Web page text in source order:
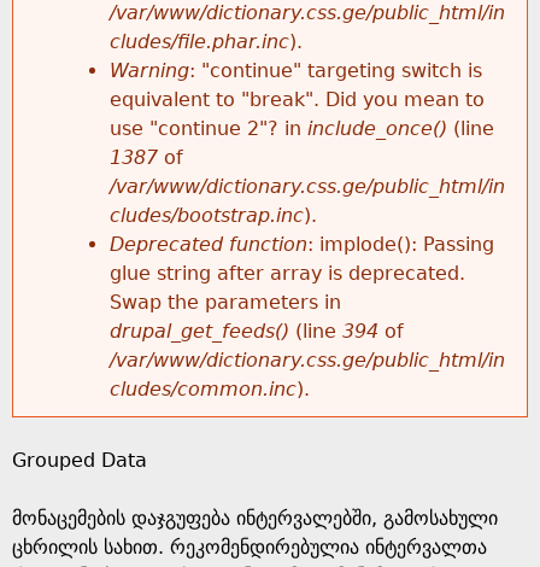
g
/var/www/dictionary.css.ge/public_html/in
cludes/file.phar.inc).
Warning: "continue" targeting switch is
equivalent to "break". Did you mean to
use "continue 2"? in include_once() (line
1387 of
/var/www/dictionary.css.ge/public_html/in
cludes/bootstrap.inc).
Deprecated function: implode(): Passing
glue string after array is deprecated.
Swap the parameters in
drupal_get_feeds() (line 394 of
/var/www/dictionary.css.ge/public_html/in
cludes/common.inc).
Grouped Data
მონაცემების დაჯგუფება ინტერვალებში, გამოსახული
ცხრილის სახით. რეკომენდირებულია ინტერვალთა